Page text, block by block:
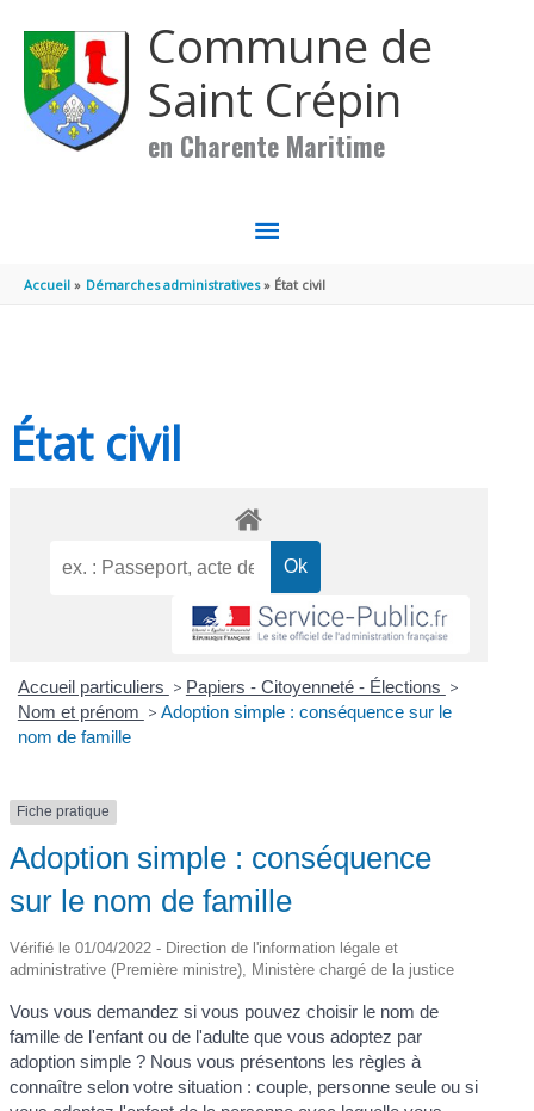
Commune de
Saint Crépin
en Charente Maritime
MENU
PRINCIPAL
Accueil Démarches administratives État civil
État civil
Accueil particuliers > Papiers - Citoyenneté - Élections >
Nom et prénom > Adoption simple : conséquence sur le
nom de famille
Fiche pratique
Adoption simple : conséquence
sur le nom de famille
Vérifié le 01/04/2022 - Direction de l'information légale et
administrative (Première ministre), Ministère chargé de la justice
Vous vous demandez si vous pouvez choisir le nom de
famille de l'enfant ou de l'adulte que vous adoptez par
adoption simple ? Nous vous présentons les règles à
connaître selon votre situation : couple, personne seule ou si